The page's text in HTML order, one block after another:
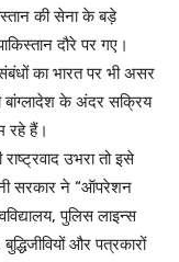
की सेना के बड़े
दौरे पर गए।
का भारत पर भी असर
बांग्लादेश के अंदर सक्रिय
रहे हैं।
उभरा तो इसे
सरकार ने “ऑपरेशन
पुलिस लाइन्स
और पत्रकारों